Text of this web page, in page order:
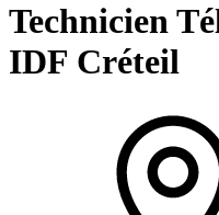
Technicien
IDF Créteil